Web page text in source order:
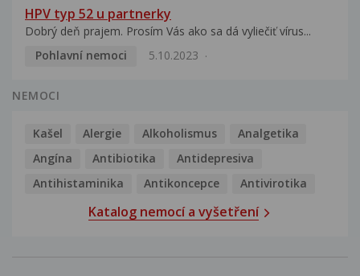
HPV typ 52 u partnerky
Dobrý deň prajem. Prosím Vás ako sa dá vyliečiť vírus...
Pohlavní nemoci
5.10.2023
NEMOCI
Kašel Alergie Alkoholismus
Analgetika
Angína
Antibiotika
Antidepresiva
Antihistaminika
Antikoncepce Antivirotika
Katalog nemocí a vyšetření